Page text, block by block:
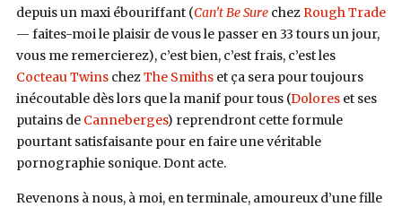
depuis un maxi ébouriffant (Can’t Be SurechezRough Trade
— faites-moi le plaisir de vous le passer en 33 tours un jour,
vous me remercierez), c’est bien, c’est frais, c’est les
Cocteau TwinschezThe Smithset ça sera pour toujours
inécoutable dès lors que la manif pour tous (Doloreset ses
putains de Canneberges) reprendront cette formule
pourtant satisfaisante pour en faire une véritable
pornographie sonique. Dont acte.
Revenons à nous, à moi, en terminale, amoureux d’une fille